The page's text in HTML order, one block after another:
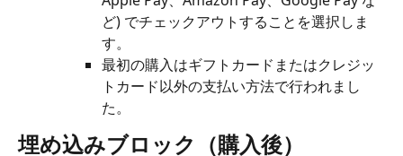
ど) でチェックアウトすることを選択しま
す。
最初の購入はギフトカードまたはクレジッ
トカード以外の支払い方法で行われまし
た。
埋め込みブロック（購入後）